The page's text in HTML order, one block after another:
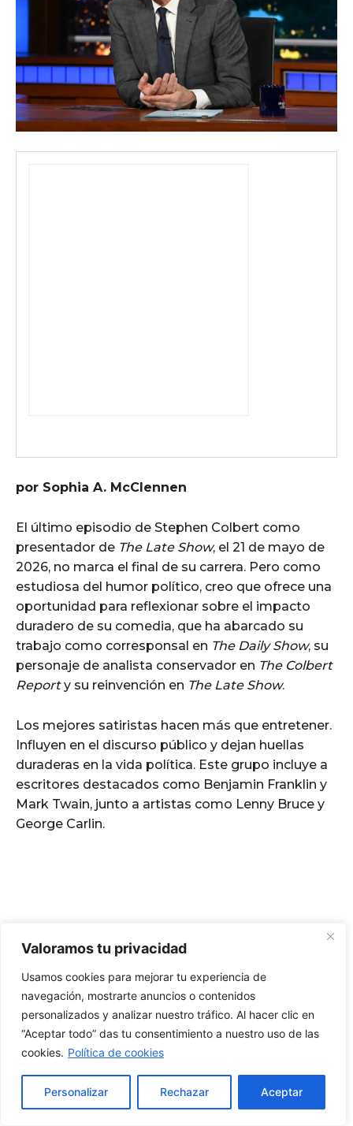
Valoramos tu privacidad
Usamos cookies para mejorar tu experiencia de
navegación, mostrarte anuncios o contenidos
personalizados y analizar nuestro tráfico. Al hacer clic en
“Aceptar todo” das tu consentimiento a nuestro uso de las
cookies. Política de cookies
Personalizar Rechazar Aceptar